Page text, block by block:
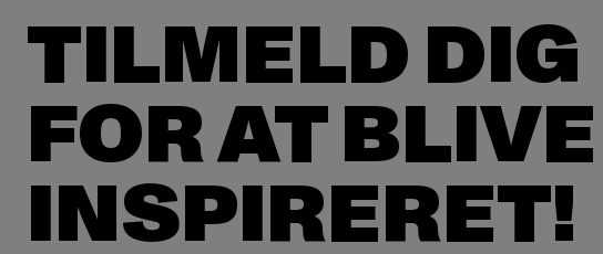
TILMELD DIG
FOR AT BLIVE
INSPIRERET!